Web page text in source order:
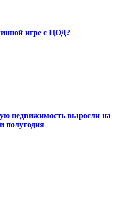
игре с ЦОД?
недвижимость выросли на
полугодия